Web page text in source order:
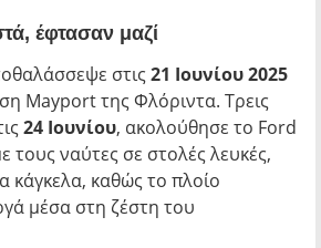
έφτασαν μαζί
στις 21 Ιουνίου 2025
Mayport της Φλόριντα. Τρεις
24 Ιουνίου, ακολούθησε το Ford
ναύτες σε στολές λευκές,
κάγκελα, καθώς το πλοίο
μέσα στη ζέστη του